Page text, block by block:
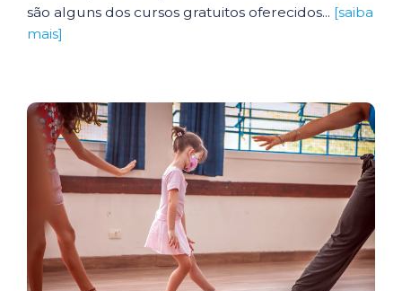
são alguns dos cursos gratuitos oferecidos... [saiba
mais]